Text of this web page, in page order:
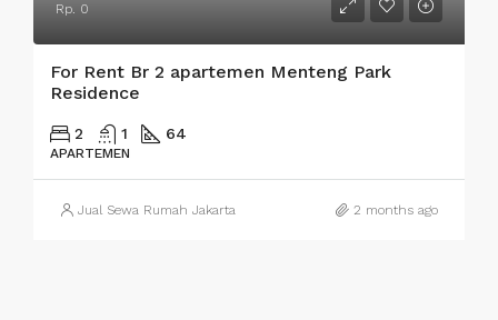
Rp. 0
For Rent Br 2 apartemen Menteng Park
Residence
2 1 64
APARTEMEN
Jual Sewa Rumah Jakarta 2 months ago